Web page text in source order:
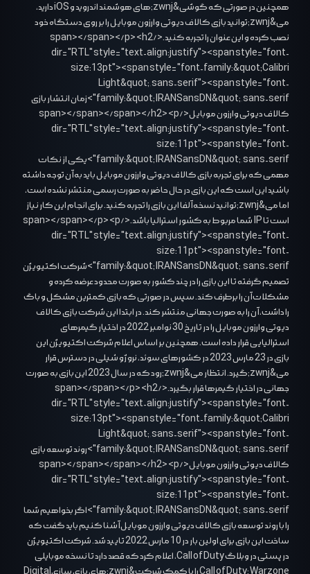
همچنین در صورتی که گوشی&zwnj;های هوشمند اندروید و iOS دارید،
می&zwnj;توانید بازی کالاف دیوتی وارزون موبایل را بر روی دستگاه خود
نصب کرده و این عنوان را تجربه کنید.</span></span></p> <h2
dir="RTL" style="text-align:justify"><span style="font-
size:13pt"><span style="font-family:&quot;Calibri
Light&quot;,sans-serif"><span style="font-
family:&quot;IRANSansDN&quot;,sans-serif">زمان انتشار بازی
کالاف دیوتی وارزون موبایل</span></span></span></h2> <p
dir="RTL" style="text-align:justify"><span style="font-
size:11pt"><span style="font-
family:&quot;IRANSansDN&quot;,sans-serif">یکی از نکات
مهمی که برای تجربه بازی کالاف دیوتی وارزون موبایل باید به آن توجه داشته
باشید این است که این بازی در حال حاضر به صورت رسمی منتشر نشده است،
اما می&zwnj;توانید نسخه آلفا این بازی را تجربه کنید. برای انجام این کار نیاز
است تا IP شما مربوط به کشور استرالیا باشد.</span></span></p> <p
dir="RTL" style="text-align:justify"><span style="font-
size:11pt"><span style="font-
family:&quot;IRANSansDN&quot;,sans-serif">شرکت اکتیویژن
تصمیم گرفته تا این بازی را در چند کشور به صورت محدود عرضه کرده و
مشکلات آن را برطرف کند. سپس در صورتی که بازی کمترین مشکل و باگ
را داشت، آن را به صورت جهانی منتشر کند. در ابتدا این شرکت بازی کالاف
دیوتی وارزون موبایل را در تاریخ 30 نوامبر 2022 در اختیار گیمرهای
استرالیایی قرار داده است. همچنین بر اساس اعلام شرکت اکتیویژن این
بازی در 23 مارس 2023 در کشورهای سوئد، نروژ و شیلی در دسترس قرار
می&zwnj;گیرد. انتظار می&zwnj;رود که در سال 2023 این بازی به صورت
جهانی در اختیار گیمرها قرار بگیرد.</span></span></p> <h2
dir="RTL" style="text-align:justify"><span style="font-
size:13pt"><span style="font-family:&quot;Calibri
Light&quot;,sans-serif"><span style="font-
family:&quot;IRANSansDN&quot;,sans-serif">روند توسعه بازی
کالاف دیوتی وارزون موبایل</span></span></span></h2> <p
dir="RTL" style="text-align:justify"><span style="font-
size:11pt"><span style="font-
family:&quot;IRANSansDN&quot;,sans-serif">اگر بخواهیم شما
را با روند توسعه بازی کالاف دیوتی وارزون موبایل آشنا کنیم باید گفت که
ساخت این بازی برای اولین بار در 10 مارس 2022 تایید شد. شرکت اکتیویژن
در پستی در وبلاگ Call of Duty، اعلام کرد که قصد دارد تا نسخه موبایلی
Call of Duty: Warzone را با کمک شرکت&zwnj;های بازی سازیDigital